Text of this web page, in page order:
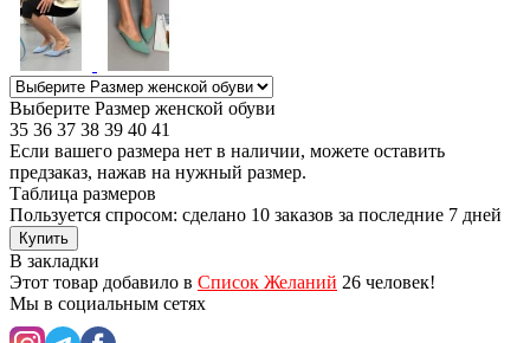
Выберите Размер женской обуви
35 36 37 38 39 40 41
Если вашего размера нет в наличии, можете оставить
предзаказ, нажав на нужный размер.
Таблица размеров
Пользуется спросом: сделано 10 заказов за последние 7 дней
Купить
В закладки
Этот товар добавило в Список Желаний 26 человек!
Мы в социальным сетях